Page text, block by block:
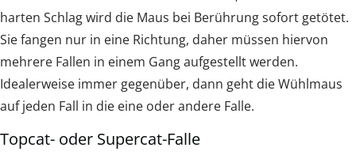
harten Schlag wird die Maus bei Berührung sofort getötet.
Sie fangen nur in eine Richtung, daher müssen hiervon
mehrere Fallen in einem Gang aufgestellt werden.
Idealerweise immer gegenüber, dann geht die Wühlmaus
auf jeden Fall in die eine oder andere Falle.
Topcat- oder Supercat-Falle